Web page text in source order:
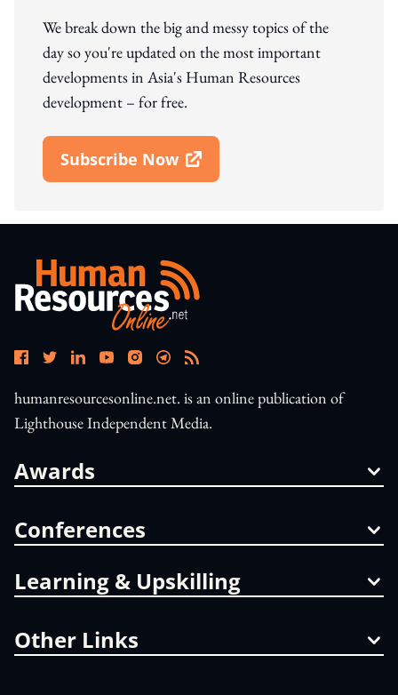
We break down the big and messy topics of the
day so you're updated on the most important
developments in Asia's Human Resources
development – for free.
Subscribe Now
Open In New Window
humanresourcesonline.net. is an online publication of
Lighthouse Independent Media.
Awards
Conferences
Learning & Upskilling
Other Links